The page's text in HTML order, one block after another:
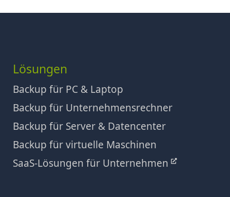
Lösungen
Backup für PC & Laptop
Backup für Unternehmensrechner
Backup für Server & Datencenter
Backup für virtuelle Maschinen
SaaS-Lösungen für Unternehmen